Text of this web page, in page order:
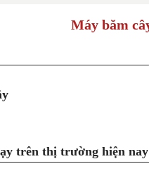
Máy băm
trên thị trường hiện nay